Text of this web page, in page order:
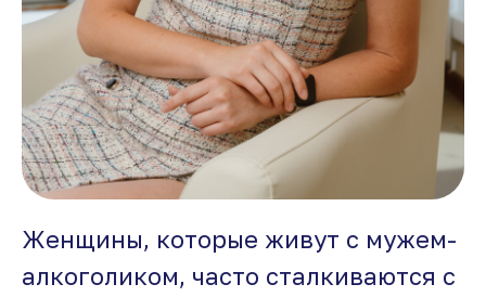
Женщины, которые живут с мужем-
алкоголиком, часто сталкиваются с